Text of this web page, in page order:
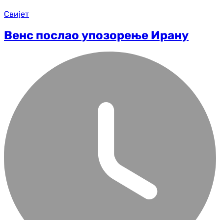
Свијет
Венс послао упозорење Ирану